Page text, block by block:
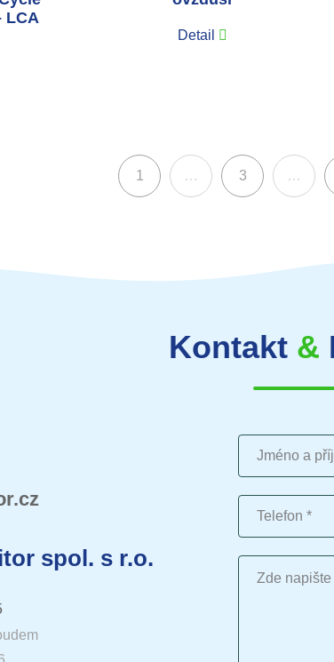
LCA
Detail
1 … 3 …
Kontakt &
spol. s r.o.
Jméno a
Telefon
Vaše sdělení